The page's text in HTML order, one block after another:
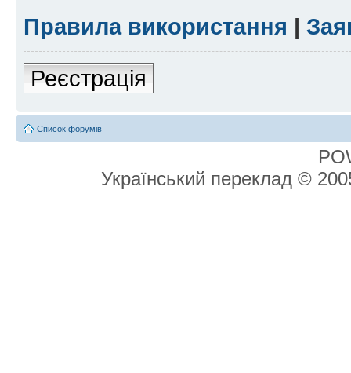
Правила використання |
Реєстрація
Список форумів
Український переклад ©